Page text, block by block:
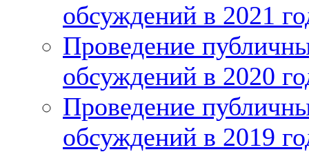
обсуждений в 2021
Проведение
обсуждений в 2020
Проведение
обсуждений в 2019